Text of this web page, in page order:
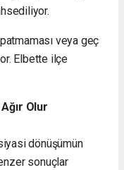
veya geç
Elbette ilçe
Olur
dönüşümün
sonuçlar